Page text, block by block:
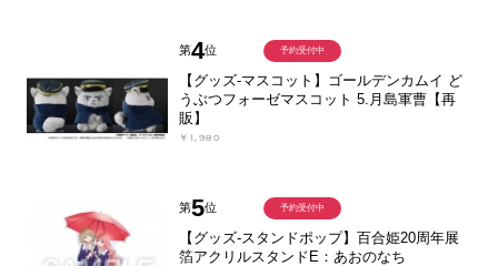
第4位
【グッズ-マスコット】ゴールデンカムイ ど
うぶつフォーゼマスコット 5.月島軍曹【再
販】
￥1,980
予約受付中
第5位
【グッズ-スタンドポップ】百合姫20周年展
箔アクリルスタンドE：あおのなち
予約受付中